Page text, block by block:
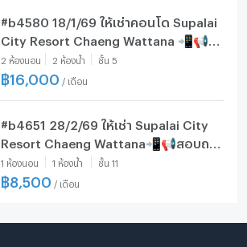
#b4580 18/1/69 ให้เช่าคอนโด Supalai
City Resort Chaeng Wattana 📲📢
สอบถาม ld line @condoboy
2 ห้องนอน 2 ห้องน้ำ ชั้น 5
฿16,000 / เดือน
#b4651 28/2/69 ให้เช่า Supalai City
Resort Chaeng Wattana📲📢สอบถาม
ld line @condoboy
1 ห้องนอน 1 ห้องน้ำ ชั้น 11
฿8,500 / เดือน